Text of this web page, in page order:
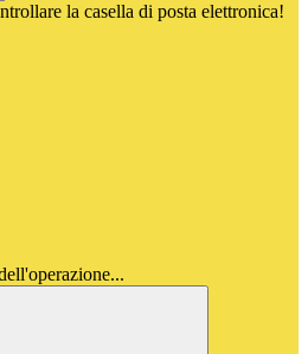
la casella di posta elettronica!